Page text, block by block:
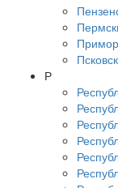
Р